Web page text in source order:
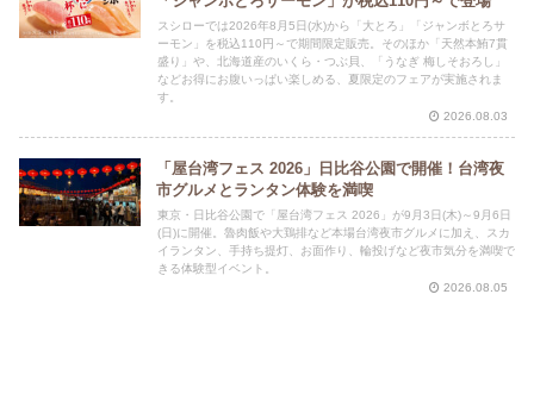
スシローでは2026年8月5日(水)から「大とろ」「ジャンボとろサ
ーモン」を税込110円～で期間限定販売。そのほか「天然本鮪7貫
盛り」や、北海道産のいくら・つぶ貝、「うなぎ 梅しそおろし」
などお得にお腹いっぱい楽しめる、夏限定のフェアが実施されま
す。
2026.08.03
「屋台湾フェス 2026」日比谷公園で開催！台湾夜
市グルメとランタン体験を満喫
東京・日比谷公園で「屋台湾フェス 2026」が9月3日(木)～9月6日
(日)に開催。魯肉飯や大鶏排など本場台湾夜市グルメに加え、スカ
イランタン、手持ち提灯、お面作り、輪投げなど夜市気分を満喫で
きる体験型イベント。
2026.08.05